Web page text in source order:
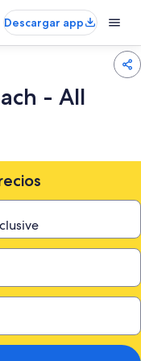
Descargar app
- All